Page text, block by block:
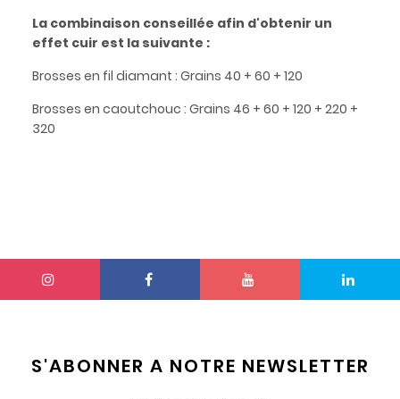
La combinaison conseillée afin d'obtenir un
effet cuir est la suivante :
Brosses en fil diamant : Grains 40 + 60 + 120
Brosses en caoutchouc : Grains 46 + 60 + 120 + 220 +
320
S'ABONNER A NOTRE NEWSLETTER